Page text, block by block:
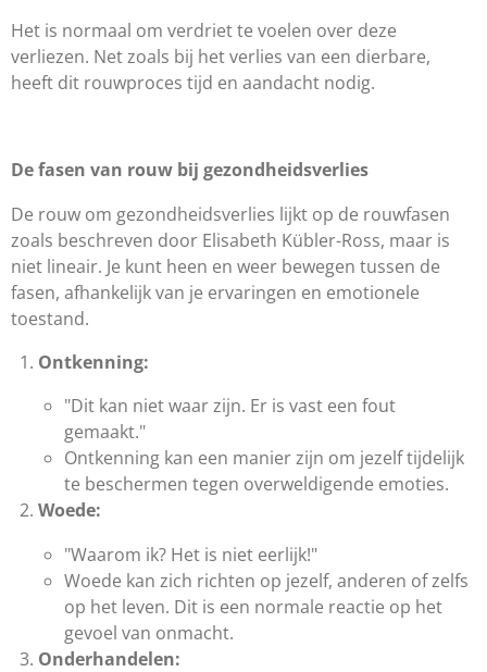
Het is normaal om verdriet te voelen over deze
verliezen. Net zoals bij het verlies van een dierbare,
heeft dit rouwproces tijd en aandacht nodig.
De fasen van rouw bij gezondheidsverlies
De rouw om gezondheidsverlies lijkt op de rouwfasen
zoals beschreven door Elisabeth Kübler-Ross, maar is
niet lineair. Je kunt heen en weer bewegen tussen de
fasen, afhankelijk van je ervaringen en emotionele
toestand.
Ontkenning:
"Dit kan niet waar zijn. Er is vast een fout
gemaakt."
Ontkenning kan een manier zijn om jezelf tijdelijk
te beschermen tegen overweldigende emoties.
Woede:
"Waarom ik? Het is niet eerlijk!"
Woede kan zich richten op jezelf, anderen of zelfs
op het leven. Dit is een normale reactie op het
gevoel van onmacht.
Onderhandelen: